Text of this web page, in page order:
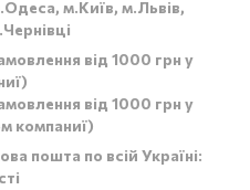
м.Київ, м.Львів,
від 1000 грн у
від 1000 грн у
компаниї)
пошта по всій Україні: